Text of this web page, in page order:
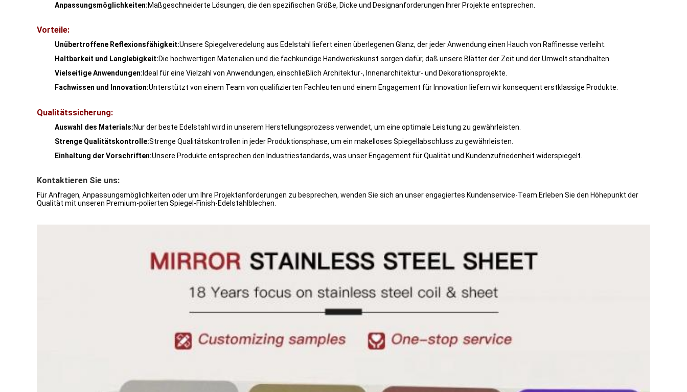
Anpassungsmöglichkeiten:Maßgeschneiderte Lösungen, die den spezifischen Größe, Dicke und Designanforderungen Ihrer Projekte entsprechen.
Vorteile:
Unübertroffene Reflexionsfähigkeit:Unsere Spiegelveredelung aus Edelstahl liefert einen überlegenen Glanz, der jeder Anwendung einen Hauch von Raffinesse verleiht.
Haltbarkeit und Langlebigkeit:Die hochwertigen Materialien und die fachkundige Handwerkskunst sorgen dafür, daß unsere Blätter der Zeit und der Umwelt standhalten.
Vielseitige Anwendungen: Ideal für eine Vielzahl von Anwendungen, einschließlich Architektur-, Innenarchitektur- und Dekorationsprojekte.
Fachwissen und Innovation:Unterstützt von einem Team von qualifizierten Fachleuten und einem Engagement für Innovation liefern wir konsequent erstklassige Produkte.
Qualitätssicherung:
Auswahl des Materials:Nur der beste Edelstahl wird in unserem Herstellungsprozess verwendet, um eine optimale Leistung zu gewährleisten.
Strenge Qualitätskontrolle:Strenge Qualitätskontrollen in jeder Produktionsphase, um ein makelloses Spiegellabschluss zu gewährleisten.
Einhaltung der Vorschriften:Unsere Produkte entsprechen den Industriestandards, was unser Engagement für Qualität und Kundenzufriedenheit widerspiegelt.
Kontaktieren Sie uns:
Für Anfragen, Anpassungsmöglichkeiten oder um Ihre Projektanforderungen zu besprechen, wenden Sie sich an unser engagiertes Kundenservice-Team.Erleben Sie den Höhepunkt der
Qualität mit unseren Premium-polierten Spiegel-Finish-Edelstahlblechen.